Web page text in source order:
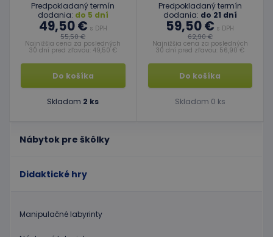
Nábytok pre škôlky
Didaktické hry
Manipulačné labyrinty
Predpokladaný termín
dodania: do 5 dní
49,50 € s DPH
55,50 €
Najnižšia cena za posledných
30 dní pred zľavou: 49,50 €
Do košíka
Skladom 2 ks
Predpokladaný termín
dodania: do 21 dní
59,50 € s DPH
62,90 €
Najnižšia cena za posledných
30 dní pred zľavou: 56,90 €
Do košíka
Skladom 0 ks